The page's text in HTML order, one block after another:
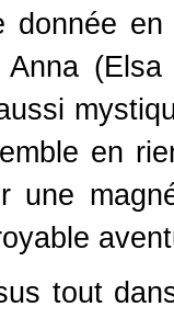
donnée
en
une
tout